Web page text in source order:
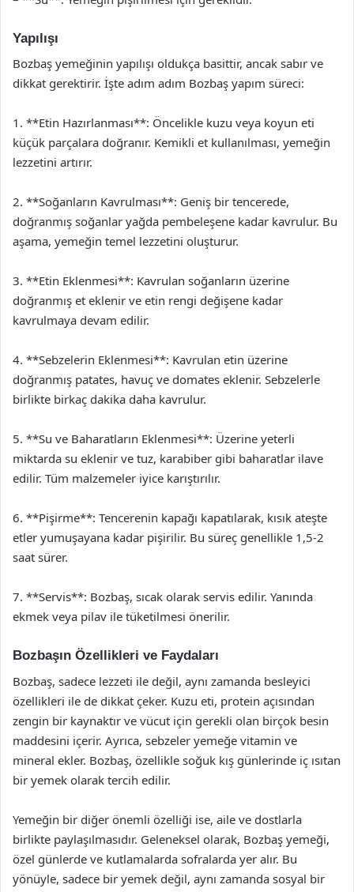
Yapılışı
Bozbaş yemeğinin yapılışı oldukça basittir, ancak sabır ve
dikkat gerektirir. İşte adım adım Bozbaş yapım süreci:
1. **Etin Hazırlanması**: Öncelikle kuzu veya koyun eti
küçük parçalara doğranır. Kemikli et kullanılması, yemeğin
lezzetini artırır.
2. **Soğanların Kavrulması**: Geniş bir tencerede,
doğranmış soğanlar yağda pembeleşene kadar kavrulur. Bu
aşama, yemeğin temel lezzetini oluşturur.
3. **Etin Eklenmesi**: Kavrulan soğanların üzerine
doğranmış et eklenir ve etin rengi değişene kadar
kavrulmaya devam edilir.
4. **Sebzelerin Eklenmesi**: Kavrulan etin üzerine
doğranmış patates, havuç ve domates eklenir. Sebzelerle
birlikte birkaç dakika daha kavrulur.
5. **Su ve Baharatların Eklenmesi**: Üzerine yeterli
miktarda su eklenir ve tuz, karabiber gibi baharatlar ilave
edilir. Tüm malzemeler iyice karıştırılır.
6. **Pişirme**: Tencerenin kapağı kapatılarak, kısık ateşte
etler yumuşayana kadar pişirilir. Bu süreç genellikle 1,5-2
saat sürer.
7. **Servis**: Bozbaş, sıcak olarak servis edilir. Yanında
ekmek veya pilav ile tüketilmesi önerilir.
Bozbaşın Özellikleri ve Faydaları
Bozbaş, sadece lezzeti ile değil, aynı zamanda besleyici
özellikleri ile de dikkat çeker. Kuzu eti, protein açısından
zengin bir kaynaktır ve vücut için gerekli olan birçok besin
maddesini içerir. Ayrıca, sebzeler yemeğe vitamin ve
mineral ekler. Bozbaş, özellikle soğuk kış günlerinde iç ısıtan
bir yemek olarak tercih edilir.
Yemeğin bir diğer önemli özelliği ise, aile ve dostlarla
birlikte paylaşılmasıdır. Geleneksel olarak, Bozbaş yemeği,
özel günlerde ve kutlamalarda sofralarda yer alır. Bu
yönüyle, sadece bir yemek değil, aynı zamanda sosyal bir